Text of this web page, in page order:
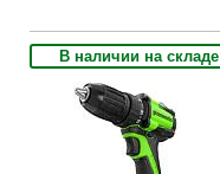
В наличии на складе